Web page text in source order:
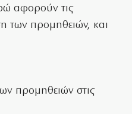
αφορούν τις
των προμηθειών, και
προμηθειών στις